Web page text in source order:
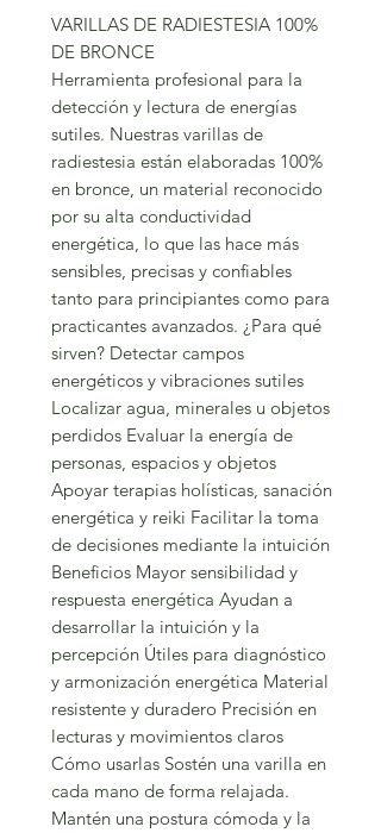
VARILLAS DE RADIESTESIA 100%
DE BRONCE
Herramienta profesional para la
detección y lectura de energías
sutiles. Nuestras varillas de
radiestesia están elaboradas 100%
en bronce, un material reconocido
por su alta conductividad
energética, lo que las hace más
sensibles, precisas y confiables
tanto para principiantes como para
practicantes avanzados. ¿Para qué
sirven? Detectar campos
energéticos y vibraciones sutiles
Localizar agua, minerales u objetos
perdidos Evaluar la energía de
personas, espacios y objetos
Apoyar terapias holísticas, sanación
energética y reiki Facilitar la toma
de decisiones mediante la intuición
Beneficios Mayor sensibilidad y
respuesta energética Ayudan a
desarrollar la intuición y la
percepción Útiles para diagnóstico
y armonización energética Material
resistente y duradero Precisión en
lecturas y movimientos claros
Cómo usarlas Sostén una varilla en
cada mano de forma relajada.
Mantén una postura cómoda y la